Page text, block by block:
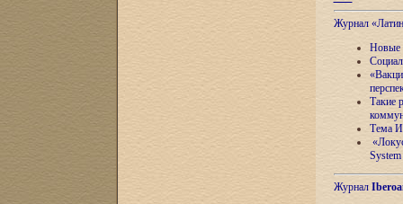
Журнал
Новые
Такие
Тема
Журнал